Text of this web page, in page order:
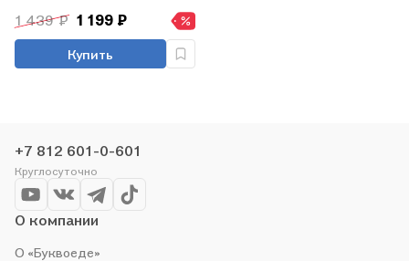
1 439 ₽ 1 199 ₽
Купить
+7 812 601-0-601
Круглосуточно
О компании
О «Буквоеде»